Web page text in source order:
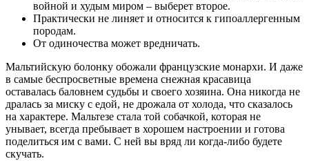
войной и худым миром – выберет второе.
Практически не линяет и относится к гипоаллергенным
породам.
От одиночества может вредничать.
Мальтийскую болонку обожали французские монархи. И даже
в самые беспросветные времена снежная красавица
оставалась баловнем судьбы и своего хозяина. Она никогда не
дралась за миску с едой, не дрожала от холода, что сказалось
на характере. Мальтезе стала той собачкой, которая не
унывает, всегда пребывает в хорошем настроении и готова
поделиться им с вами. С ней вы вряд ли когда-либо будете
скучать.